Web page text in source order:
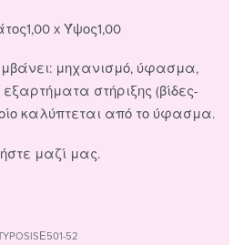
x Ύψος1,00
μηχανισμό, ύφασμα,
στήριξης (βίδες-
καλύπτεται από το ύφασμα.
μαζί μας.
52